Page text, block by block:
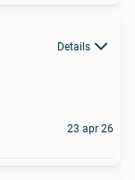
Details
23 apr 26